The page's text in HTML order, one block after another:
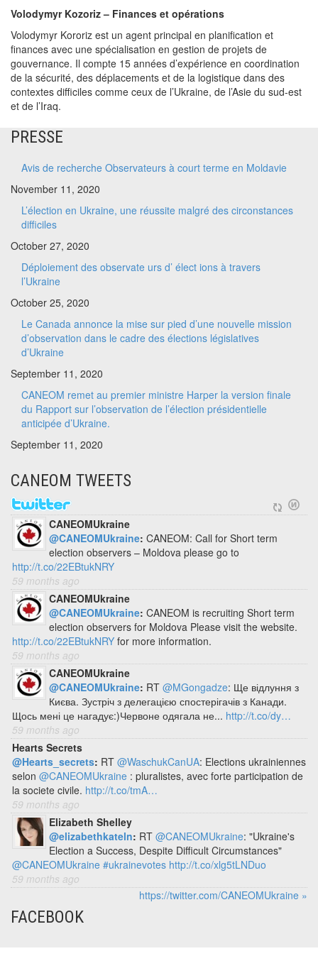
Volodymyr Kozoriz – Finances et opérations
Volodymyr Kororiz est un agent principal en planification et
finances avec une spécialisation en gestion de projets de
gouvernance. Il compte 15 années d’expérience en coordination
de la sécurité, des déplacements et de la logistique dans des
contextes difficiles comme ceux de l’Ukraine, de l’Asie du sud-est
et de l’Iraq.
PRESSE
Avis de recherche Observateurs à court terme en Moldavie
November 11, 2020
L’élection en Ukraine, une réussite malgré des circonstances
difficiles
October 27, 2020
Déploiement des observate urs d’ élect ions à travers
l’Ukraine
October 25, 2020
Le Canada annonce la mise sur pied d’une nouvelle mission
d’observation dans le cadre des élections législatives
d’Ukraine
September 11, 2020
CANEOM remet au premier ministre Harper la version finale
du Rapport sur l’observation de l’élection présidentielle
anticipée d’Ukraine.
September 11, 2020
CANEOM TWEETS
CANEOMUkraine
@CANEOMUkraine: CANEOM: Call for Short term
election observers – Moldova please go to
http://t.co/22EBtukNRY
59 months ago
CANEOMUkraine
@CANEOMUkraine: CANEOM is recruiting Short term
election observers for Moldova Please visit the website.
http://t.co/22EBtukNRY for more information.
59 months ago
CANEOMUkraine
@CANEOMUkraine: RT @MGongadze: Ще відлуння з
Києва. Зустріч з делегацією спостерігачів з Канади.
Щось мені це нагадує:)Червоне одягала не... http://t.co/dy…
59 months ago
Hearts Secrets
@Hearts_secrets: RT @WaschukCanUA: Elections ukrainiennes
selon @CANEOMUkraine : pluralistes, avec forte participation de
la societe civile. http://t.co/tmA…
59 months ago
Elizabeth Shelley
@elizabethkateln: RT @CANEOMUkraine: "Ukraine's
Election a Success, Despite Difficult Circumstances"
@CANEOMUkraine #ukrainevotes http://t.co/xlg5tLNDuo
59 months ago
https://twitter.com/CANEOMUkraine »
FACEBOOK